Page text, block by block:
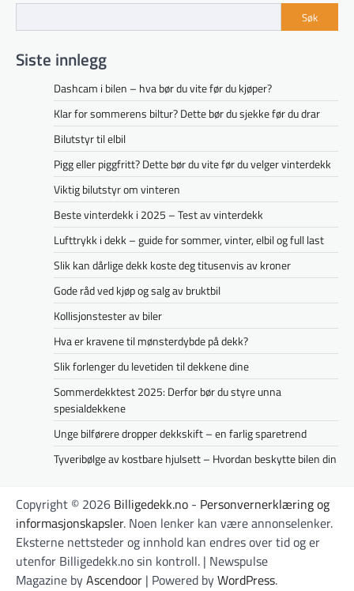
Søk
Siste innlegg
Dashcam i bilen – hva bør du vite før du kjøper?
Klar for sommerens biltur? Dette bør du sjekke før du drar
Bilutstyr til elbil
Pigg eller piggfritt? Dette bør du vite før du velger vinterdekk
Viktig bilutstyr om vinteren
Beste vinterdekk i 2025 – Test av vinterdekk
Lufttrykk i dekk – guide for sommer, vinter, elbil og full last
Slik kan dårlige dekk koste deg titusenvis av kroner
Gode råd ved kjøp og salg av bruktbil
Kollisjonstester av biler
Hva er kravene til mønsterdybde på dekk?
Slik forlenger du levetiden til dekkene dine
Sommerdekktest 2025: Derfor bør du styre unna
spesialdekkene
Unge bilførere dropper dekkskift – en farlig sparetrend
Tyveribølge av kostbare hjulsett – Hvordan beskytte bilen din
Copyright © 2026 Billigedekk.no - Personvernerklæring og
informasjonskapsler. Noen lenker kan være annonselenker.
Eksterne nettsteder og innhold kan endres over tid og er
utenfor Billigedekk.no sin kontroll. | Newspulse
Magazine byAscendoor | Powered byWordPress.